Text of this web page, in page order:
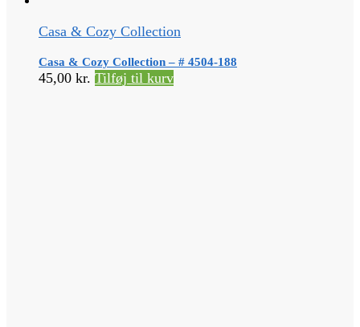
Casa & Cozy Collection
Casa & Cozy Collection – # 4504-188
45,00 kr. Tilføj til kurv